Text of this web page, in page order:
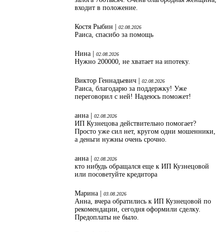
входит в положение.
Костя Рыбин | 02.08.2026
Раиса, спасибо за помощь
Нина | 02.08.2026
Нужно 200000, не хватает на ипотеку.
Виктор Геннадьевич | 02.08.2026
Раиса, благодарю за поддержку! Уже
переговорил с ней! Надеюсь поможет!
анна | 02.08.2026
ИП Кузнецова действительно помогает?
Просто уже сил нет, кругом одни мошенники,
а деньги нужны очень срочно.
анна | 02.08.2026
кто нибудь обращался еще к ИП Кузнецовой
или посоветуйте кредитора
Марина | 03.08.2026
Анна, вчера обратились к ИП Кузнецовой по
рекомендации, сегодня оформили сделку.
Предоплаты не было.